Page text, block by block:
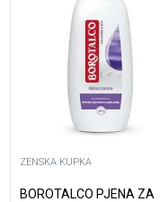
ZENSKA KUPKA
BOROTALCO PJENA ZA